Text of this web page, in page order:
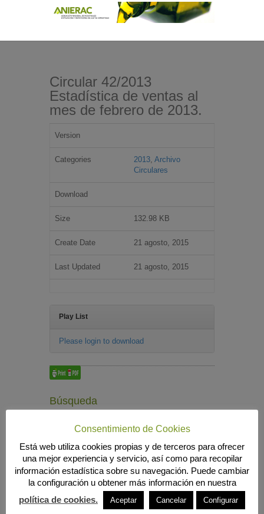
Circular 42/2013
Estadística de ventas al
mes de febrero de 2013.
Version
Categories 2013, Archivo
Circulares
Download
Size 132.98 KB
Create Date 21 agosto, 2015
Last Updated 21 agosto, 2015
Play List
Please login to download
Búsqueda
MENÚ PRINCIPAL
INICIO
ANIERAC
Presentación
Funciones
Consentimiento de Cookies
Está web utiliza cookies propias y de terceros para ofrecer
una mejor experiencia y servicio, así como para recopilar
información estadística sobre su navegación. Puede cambiar
la configuración u obtener más información en nuestra
política de cookies.
Aceptar Cancelar Configurar